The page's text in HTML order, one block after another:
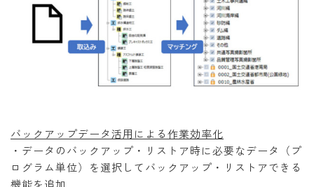
バックアップデータ活用による作業効率化
・データのバックアップ・リストア時に必要なデータ（プ
ログラム単位）を選択してバックアップ・リストアできる
機能を追加